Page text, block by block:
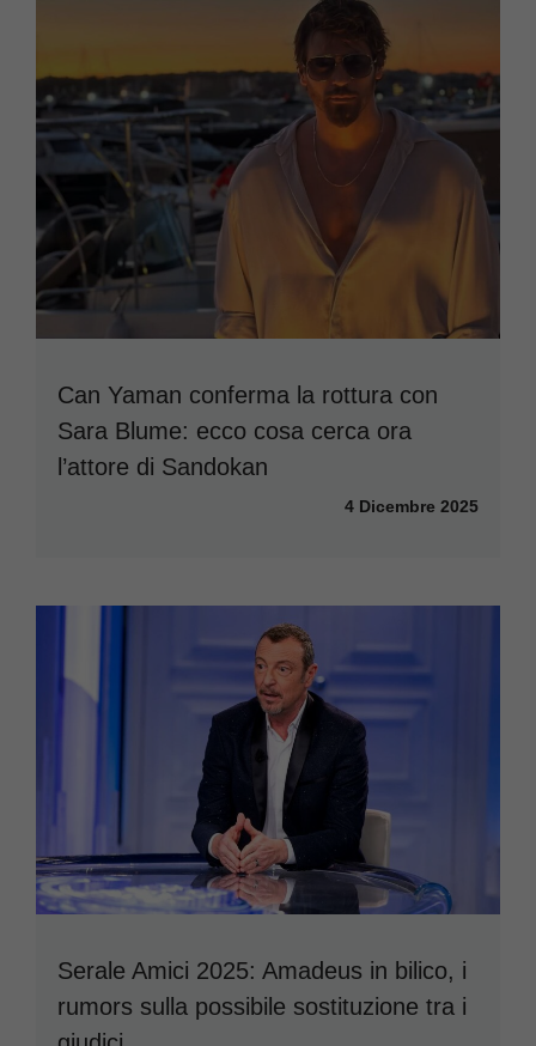
Can Yaman conferma la rottura con
Sara Blume: ecco cosa cerca ora
l’attore di Sandokan
4 Dicembre 2025
Serale Amici 2025: Amadeus in bilico, i
rumors sulla possibile sostituzione tra i